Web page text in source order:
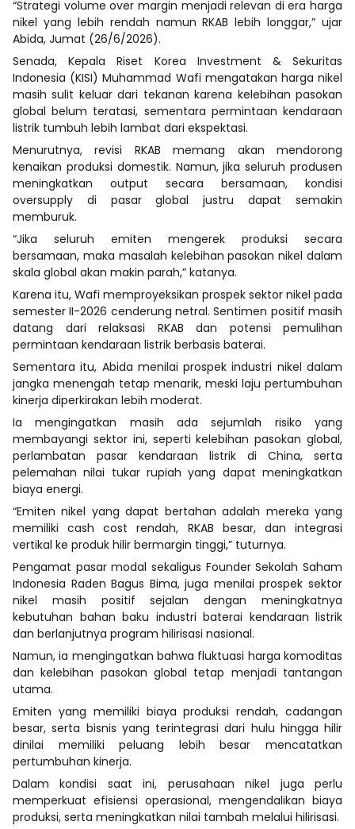
“Strategi volume over margin menjadi relevan di era harga
nikel yang lebih rendah namun RKAB lebih longgar,” ujar
Abida, Jumat (26/6/2026).
Senada, Kepala Riset Korea Investment & Sekuritas
Indonesia (KISI) Muhammad Wafi mengatakan harga nikel
masih sulit keluar dari tekanan karena kelebihan pasokan
global belum teratasi, sementara permintaan kendaraan
listrik tumbuh lebih lambat dari ekspektasi.
Menurutnya, revisi RKAB memang akan mendorong
kenaikan produksi domestik. Namun, jika seluruh produsen
meningkatkan output secara bersamaan, kondisi
oversupply di pasar global justru dapat semakin
memburuk.
“Jika seluruh emiten mengerek produksi secara
bersamaan, maka masalah kelebihan pasokan nikel dalam
skala global akan makin parah,” katanya.
Karena itu, Wafi memproyeksikan prospek sektor nikel pada
semester II-2026 cenderung netral. Sentimen positif masih
datang dari relaksasi RKAB dan potensi pemulihan
permintaan kendaraan listrik berbasis baterai.
Sementara itu, Abida menilai prospek industri nikel dalam
jangka menengah tetap menarik, meski laju pertumbuhan
kinerja diperkirakan lebih moderat.
Ia mengingatkan masih ada sejumlah risiko yang
membayangi sektor ini, seperti kelebihan pasokan global,
perlambatan pasar kendaraan listrik di China, serta
pelemahan nilai tukar rupiah yang dapat meningkatkan
biaya energi.
“Emiten nikel yang dapat bertahan adalah mereka yang
memiliki cash cost rendah, RKAB besar, dan integrasi
vertikal ke produk hilir bermargin tinggi,” tuturnya.
Pengamat pasar modal sekaligus Founder Sekolah Saham
Indonesia Raden Bagus Bima, juga menilai prospek sektor
nikel masih positif sejalan dengan meningkatnya
kebutuhan bahan baku industri baterai kendaraan listrik
dan berlanjutnya program hilirisasi nasional.
Namun, ia mengingatkan bahwa fluktuasi harga komoditas
dan kelebihan pasokan global tetap menjadi tantangan
utama.
Emiten yang memiliki biaya produksi rendah, cadangan
besar, serta bisnis yang terintegrasi dari hulu hingga hilir
dinilai memiliki peluang lebih besar mencatatkan
pertumbuhan kinerja.
Dalam kondisi saat ini, perusahaan nikel juga perlu
memperkuat efisiensi operasional, mengendalikan biaya
produksi, serta meningkatkan nilai tambah melalui hilirisasi.